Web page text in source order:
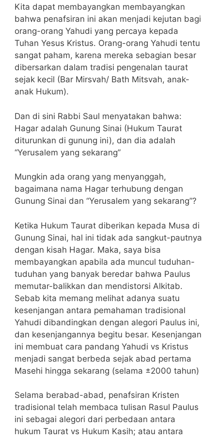
Kita dapat membayangkan membayangkan
bahwa penafsiran ini akan menjadi kejutan bagi
orang-orang Yahudi yang percaya kepada
Tuhan Yesus Kristus. Orang-orang Yahudi tentu
sangat paham, karena mereka sebagian besar
dibersarkan dalam tradisi pengenalan taurat
sejak kecil (Bar Mirsvah/ Bath Mitsvah, anak-
anak Hukum).
Dan di sini Rabbi Saul menyatakan bahwa:
Hagar adalah Gunung Sinai (Hukum Taurat
diturunkan di gunung ini), dan dia adalah
“Yerusalem yang sekarang”
Mungkin ada orang yang menyanggah,
bagaimana nama Hagar terhubung dengan
Gunung Sinai dan “Yerusalem yang sekarang”?
Ketika Hukum Taurat diberikan kepada Musa di
Gunung Sinai, hal ini tidak ada sangkut-pautnya
dengan kisah Hagar. Maka, saya bisa
membayangkan apabila ada muncul tuduhan-
tuduhan yang banyak beredar bahwa Paulus
memutar-balikkan dan mendistorsi Alkitab.
Sebab kita memang melihat adanya suatu
kesenjangan antara pemahaman tradisional
Yahudi dibandingkan dengan alegori Paulus ini,
dan kesenjangannya begitu besar. Kesenjangan
ini membuat cara pandang Yahudi vs Kristus
menjadi sangat berbeda sejak abad pertama
Masehi hingga sekarang (selama ±2000 tahun)
Selama berabad-abad, penafsiran Kristen
tradisional telah membaca tulisan Rasul Paulus
ini sebagai alegori dari perbedaan antara
hukum Taurat vs Hukum Kasih; atau antara